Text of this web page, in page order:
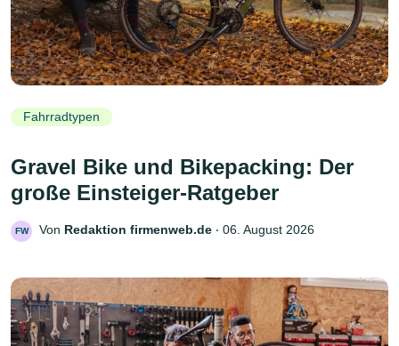
Fahrradtypen
Gravel Bike und Bikepacking: Der
große Einsteiger-Ratgeber
FW Von Redaktion firmenweb.de ‧ 06. August 2026